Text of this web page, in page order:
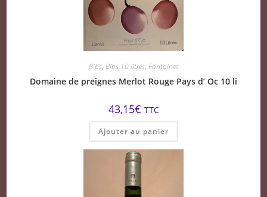
Bibs, Bibs 10 litres, Fontaines
Domaine de preignes Merlot Rouge Pays d’ Oc 10 li
43,15€ TTC
Ajouter au panier